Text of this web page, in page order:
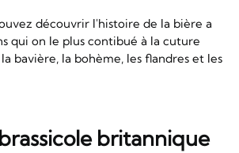
découvrir l'histoire de la bière a
qui on le plus contibué à la cuture
bavière, la bohème, les flandres et les
britannique